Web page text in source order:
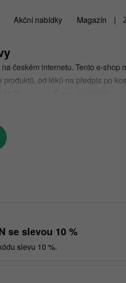
Akční nabídky Magazín |
českém internetu. Tento e-shop
od léků na předpis po
jak na svém nákupu
se slevou 10 %
slevu 10 %.